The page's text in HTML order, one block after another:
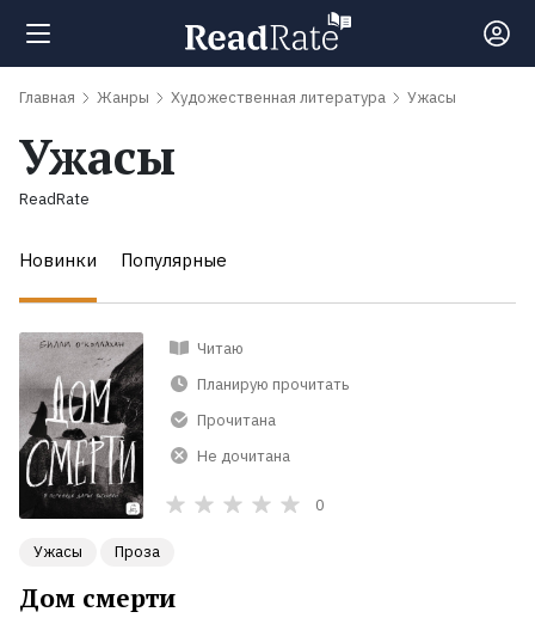
Поиск
Новости
Рейтинги
Книги
Самые
обсуждаемые
книги
Жанры
Главная Жанры Художественная литература Ужасы
Ужасы
ReadRate
Новинки Популярные
Читаю
Планирую прочитать
Прочитана
Не дочитана
0
Ужасы Проза
Дом смерти